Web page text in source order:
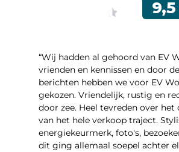
“Wij hadden al gehoord van EV
vrienden en kennissen en door
berichten hebben we voor EV
gekozen. Vriendelijk, rustig en
door zee. Heel tevreden over het
van het hele verkoop traject.
energiekeurmerk, foto's,
dit ging allemaal soepel achter